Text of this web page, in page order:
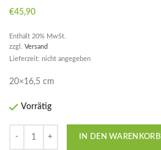
€45,90
Enthält 20% MwSt.
zzgl. Versand
Lieferzeit: nicht angegeben
20×16,5 cm
Vorrätig
IN DEN WARENKORB